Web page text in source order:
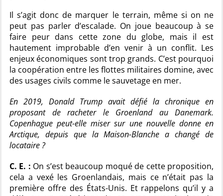
Il s’agit donc de marquer le terrain, même si on ne
peut pas parler d’escalade. On joue beaucoup à se
faire peur dans cette zone du globe, mais il est
hautement improbable d’en venir à un conflit. Les
enjeux économiques sont trop grands. C’est pourquoi
la coopération entre les flottes militaires domine, avec
des usages civils comme le sauvetage en mer.
En 2019, Donald Trump avait défié la chronique en
proposant de racheter le Groenland au Danemark.
Copenhague peut-elle miser sur une nouvelle donne en
Arctique, depuis que la Maison-Blanche a changé de
locataire ?
C. E. : On s’est beaucoup moqué de cette proposition,
cela a vexé les Groenlandais, mais ce n’était pas la
première offre des États-Unis. Et rappelons qu’il y a